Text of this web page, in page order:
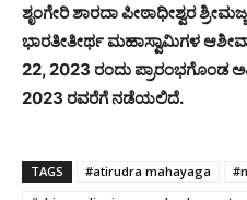
ಶೃಂಗೇರಿ ಶಾರದಾ ಪೀಠಾಧೀಶ್ವರ
ಭಾರತೀತೀರ್ಥ ಮಹಾಸ್ವಾಮಿಗಳ
22, 2023 ರಂದು
2023 ರವರೆಗೆ ನಡೆಯಲಿದೆ.
TAGS #atirudra mahayaga